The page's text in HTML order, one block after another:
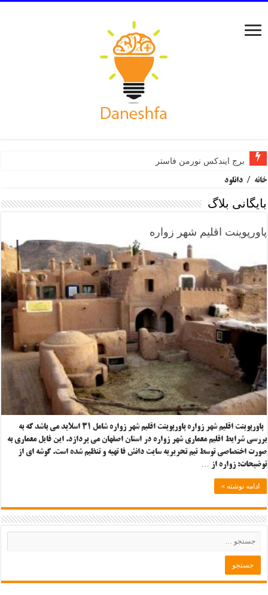
برج ایندکس نورمن فاستر
خانه / دانلود
بایگانی بلاگ
پاورپوینت اقلیم شهر زواره
پاورپوینت اقلیم شهر زواره پاورپوینت اقلیم شهر زواره شامل ۳۱ اسلاید می باشد که به
بررسی شرایط اقلیم معماری شهر زواره در استان اصفهان می پردازد. این فایل معماری به
صورت اختصاصی توسط تیم تحریریه سایت دانش فا تهیه و تنظیم شده است. گوشه ای از
توضیحات: زواره از …
ادامه نوشته »